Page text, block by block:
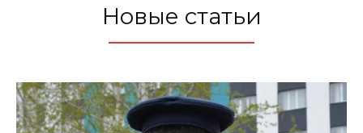
Новые статьи